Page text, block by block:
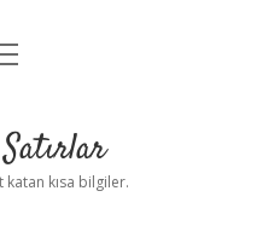
katan kısa bilgiler.